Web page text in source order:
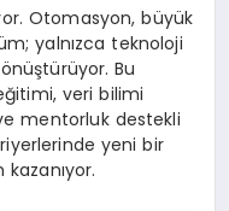
Otomasyon, büyük
yalnızca teknoloji
Bu
veri bilimi
mentorluk destekli
yeni bir